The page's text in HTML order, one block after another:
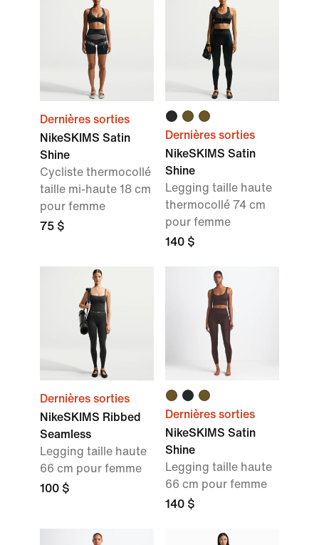
Dernières sorties
NikeSKIMS Satin
Shine
Cycliste thermocollé
taille mi-haute 18 cm
pour femme
75 $
Dernières sorties
NikeSKIMS Satin
Shine
Legging taille haute
thermocollé 74 cm
pour femme
140 $
Dernières sorties
NikeSKIMS Ribbed
Seamless
Legging taille haute
66 cm pour femme
100 $
Dernières sorties
NikeSKIMS Satin
Shine
Legging taille haute
66 cm pour femme
140 $